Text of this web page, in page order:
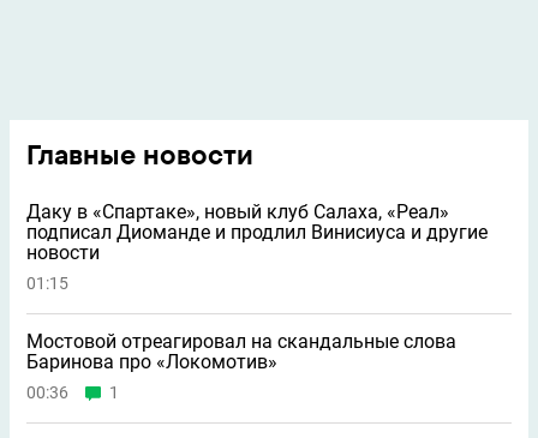
Главные новости
Даку в «Спартаке», новый клуб Салаха, «Реал»
подписал Диоманде и продлил Винисиуса и другие
новости
01:15
Мостовой отреагировал на скандальные слова
Баринова про «Локомотив»
00:36 1